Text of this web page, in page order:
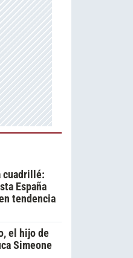
cuadrillé:
España
tendencia
el hijo de
Simeone